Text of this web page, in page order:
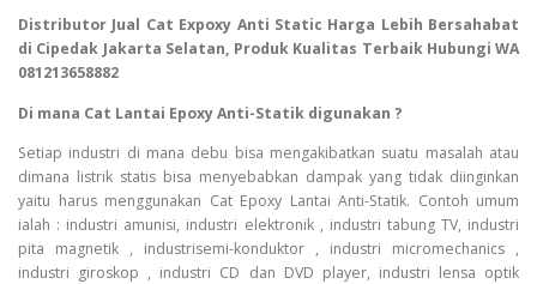
Distributor Jual Cat Expoxy Anti Static Harga Lebih Bersahabat
di Cipedak Jakarta Selatan, Produk Kualitas Terbaik Hubungi WA
081213658882
Di mana Cat Lantai Epoxy Anti-Statik digunakan ?
Setiap industri di mana debu bisa mengakibatkan suatu masalah atau
dimana listrik statis bisa menyebabkan dampak yang tidak diinginkan
yaitu harus menggunakan Cat Epoxy Lantai Anti-Statik. Contoh umum
ialah : industri amunisi, industri elektronik , industri tabung TV, industri
pita magnetik , industrisemi-konduktor , industri micromechanics ,
industri giroskop , industri CD dan DVD player, industri lensa optik